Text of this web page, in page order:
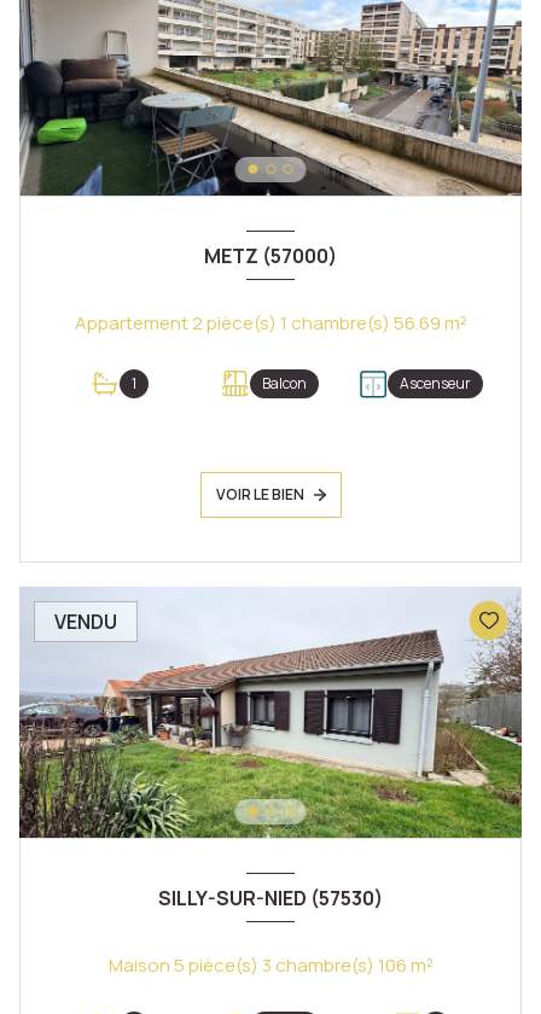
METZ (57000)
Appartement 2 pièce(s) 1 chambre(s) 56.69 m²
1 Balcon Ascenseur
VOIR LE BIEN
VENDU
SILLY-SUR-NIED (57530)
Maison 5 pièce(s) 3 chambre(s) 106 m²